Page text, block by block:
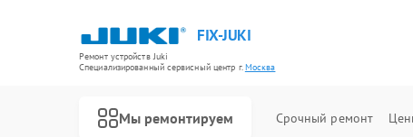
FIX-JUKI
Ремонт устройств Juki
Специализированный cервисный центр г.Москва
Мы ремонтируем Срочный ремонт